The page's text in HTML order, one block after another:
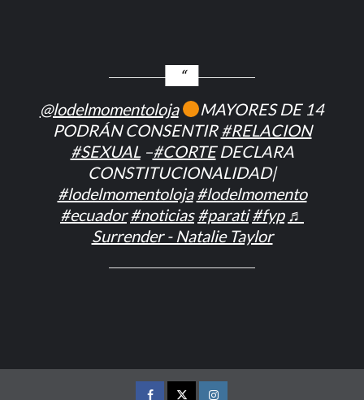
@lodelmomentoloja
MAYORES DE 14
PODRÁN CONSENTIR#RELACION
#SEXUAL–#CORTEDECLARA
CONSTITUCIONALIDAD|
#lodelmomentoloja #lodelmomento
#ecuador #noticias #parati #fyp ♬
Surrender - Natalie Taylor